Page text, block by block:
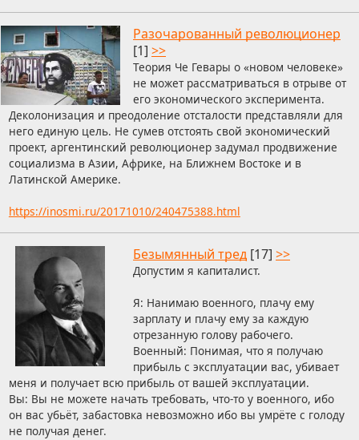
Разочарованный революционер
[1] >>
Теория Че Гевары о «новом человеке»
не может рассматриваться в отрыве от
его экономического эксперимента.
Деколонизация и преодоление отсталости представляли для
него единую цель. Не сумев отстоять свой экономический
проект, аргентинский революционер задумал продвижение
социализма в Азии, Африке, на Ближнем Востоке и в
Латинской Америке.
https://inosmi.ru/20171010/240475388.html
Безымянный тред [17] >>
Допустим я капиталист.
Я: Нанимаю военного, плачу ему
зарплату и плачу ему за каждую
отрезанную голову рабочего.
Военный: Понимая, что я получаю
прибыль с эксплуатации вас, убивает
меня и получает всю прибыль от вашей эксплуатации.
Вы: Вы не можете начать требовать, что-то у военного, ибо
он вас убьёт, забастовка невозможно ибо вы умрёте с голоду
не получая денег.